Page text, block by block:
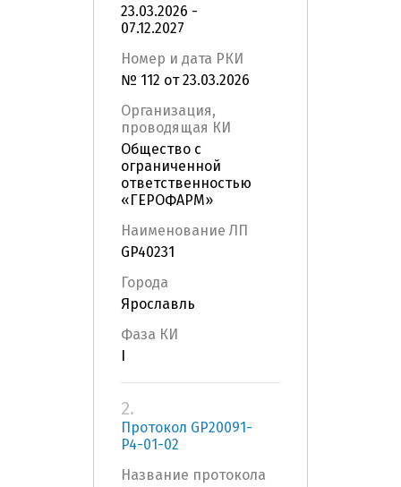
23.03.2026 -
07.12.2027
Номер и дата РКИ
№ 112 от 23.03.2026
Организация,
проводящая КИ
Общество с
ограниченной
ответственностью
«ГЕРОФАРМ»
Наименование ЛП
GP40231
Города
Ярославль
Фаза КИ
2.
Протокол GP20091-
P4-01-02
Название протокола